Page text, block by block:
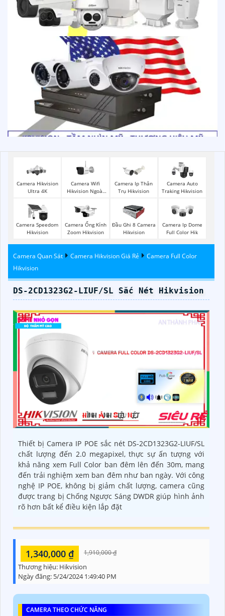
Camera Hikvision
Ultra 4K
Camera Wifi
Hikvision Ngoài
Camera Ip Thân
Trụ Hikvision
Camera Auto
Traking Hikvision
Camera Speedom
Hikvision
Camera Ống Kính
Zoom Hikvision
Đầu Ghi 8 Camera
Hikvision
Camera Ip Dome
Full Color Hik
Camera Quan Sát Camera Hikvision Giá Rẻ
Camera Full Color
Hikvision
DS-2CD1323G2-LIUF/SL Sắc Nét Hikvision
Thiết bị Camera IP POE sắc nét DS-2CD1323G2-LIUF/SL
chất lượng đến 2.0 megapixel, thực sự ấn tượng với
khả năng xem Full Color ban đêm lên đến 30m, mang
đến trải nghiệm xem ban đêm như ban ngày. Với công
nghệ IP POE, không bị giảm chất lượng, camera cũng
được trang bị Chống Ngược Sáng DWDR giúp hình ảnh
rõ hơn bất kể điều kiện lắp đặt
1,340,000 ₫ 1,910,000 ₫
Thương hiệu: Hikvision
Ngày đăng: 5/24/2024 1:49:40 PM
CAMERA THEO CHỨC NĂNG